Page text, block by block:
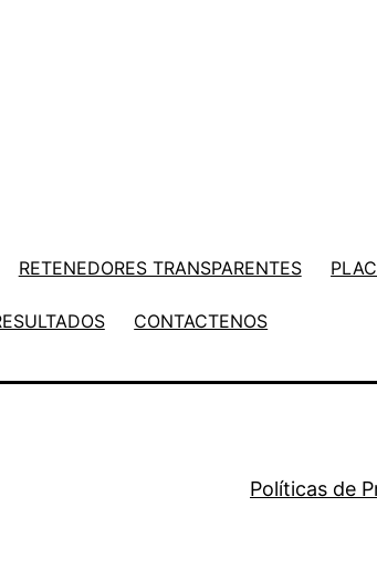
RETENEDORES TRANSPARENTES
CONTACTENOS
Políticas de